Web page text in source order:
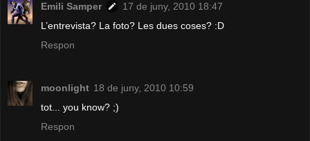
Emili Samper
17 de juny, 2010 18:47
L’entrevista? La foto? Les dues coses? :D
Respon
moonlight 18 de juny, 2010 10:59
tot... you know? ;)
Respon